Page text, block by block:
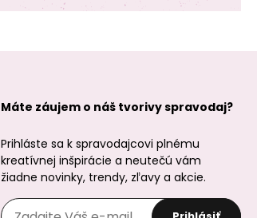
Korálik z
ebenového dreva
Korálik zo
semienka Bodhi
Máte záujem o náš tvorivy spravodaj?
Prihláste sa k spravodajcovi plnému
kreatívnej inšpirácie a neutečú vám
žiadne novinky, trendy, zľavy a akcie.